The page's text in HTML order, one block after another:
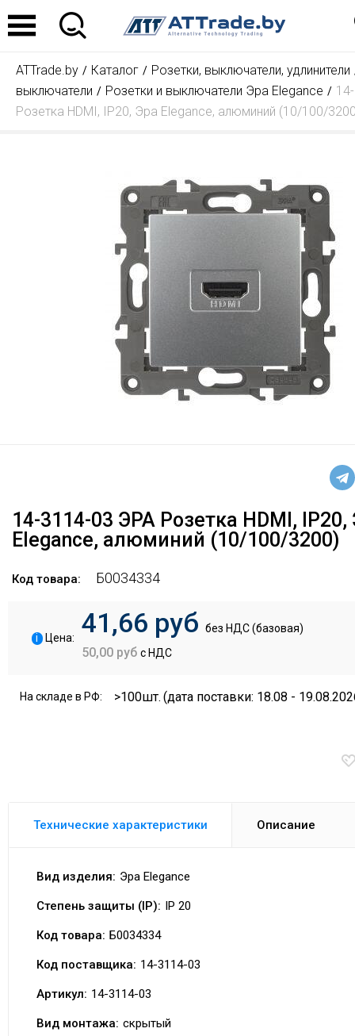
ATTrade.by Каталог
Розетки, выключатели, удлинители
выключатели
Розетки и выключатели Эра Elegance
Розетка HDMI, IP20, Эра Elegance, алюминий (10/100/
14-3114-03 ЭРА Розетка HDMI, IP20,
Elegance, алюминий (10/100/3200)
Код товара: Б0034334
i Цена: 41,66 руб без НДС (базовая)
50,00 руб с НДС
На складе в РФ: >100шт. (дата поставки: 18.08 -
Технические характеристики Описание
Вид изделия: Эра Elegance
Степень защиты (IP): IP 20
Код товара: Б0034334
Код поставщика: 14-3114-03
Артикул: 14-3114-03
Вид монтажа: скрытый